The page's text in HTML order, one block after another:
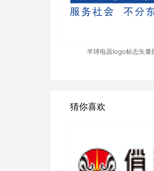
半球电器logo标志矢量
猜你喜欢